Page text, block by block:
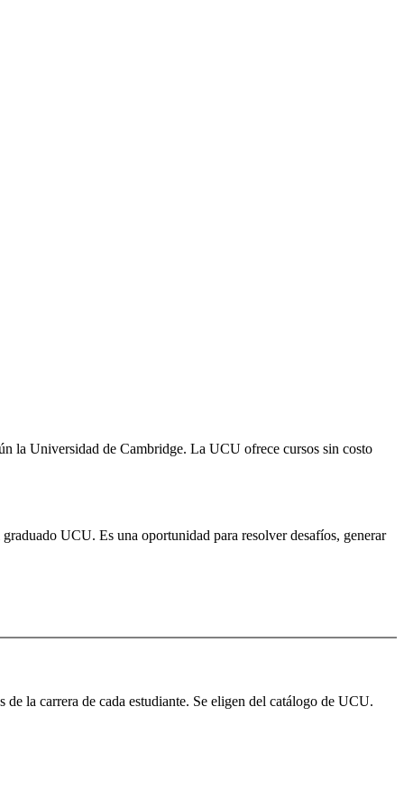
la Universidad de Cambridge. La UCU ofrece cursos sin costo
UCU. Es una oportunidad para resolver desafíos, generar
la carrera de cada estudiante. Se eligen del catálogo de UCU.